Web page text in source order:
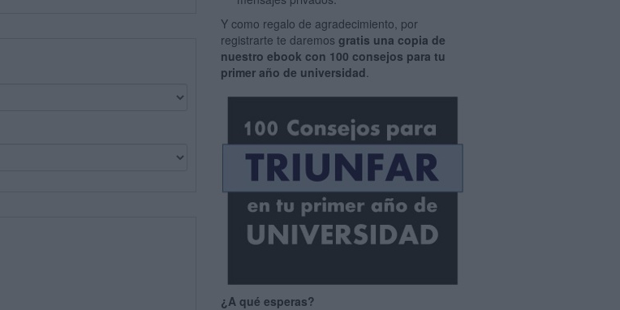
Y como regalo de agradecimiento, por
registrarte te daremosgratis una copia de
nuestro ebook con 100 consejos para tu
primer año de universidad.
¿A qué esperas?